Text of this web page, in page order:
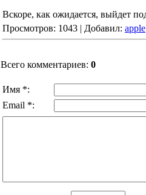
Вскоре, как ожидается, выйдет
Просмотров: 1043 | Добавил: apple
Всего комментариев: 0
Имя *:
Email *: